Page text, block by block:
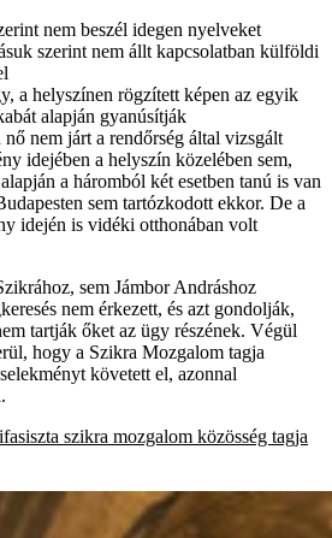
nem beszél idegen nyelveket
szerint nem állt kapcsolatban külföldi
a helyszínen rögzített képen az egyik
alapján gyanúsítják
nem járt a rendőrség által vizsgált
idejében a helyszín közelében sem,
a háromból két esetben tanú is van
sem tartózkodott ekkor. De a
idején is vidéki otthonában volt
sem Jámbor Andráshoz
nem érkezett, és azt gondolják,
tartják őket az ügy részének. Végül
hogy a Szikra Mozgalom tagja
követett el, azonnal
szikra mozgalom közösség tagja